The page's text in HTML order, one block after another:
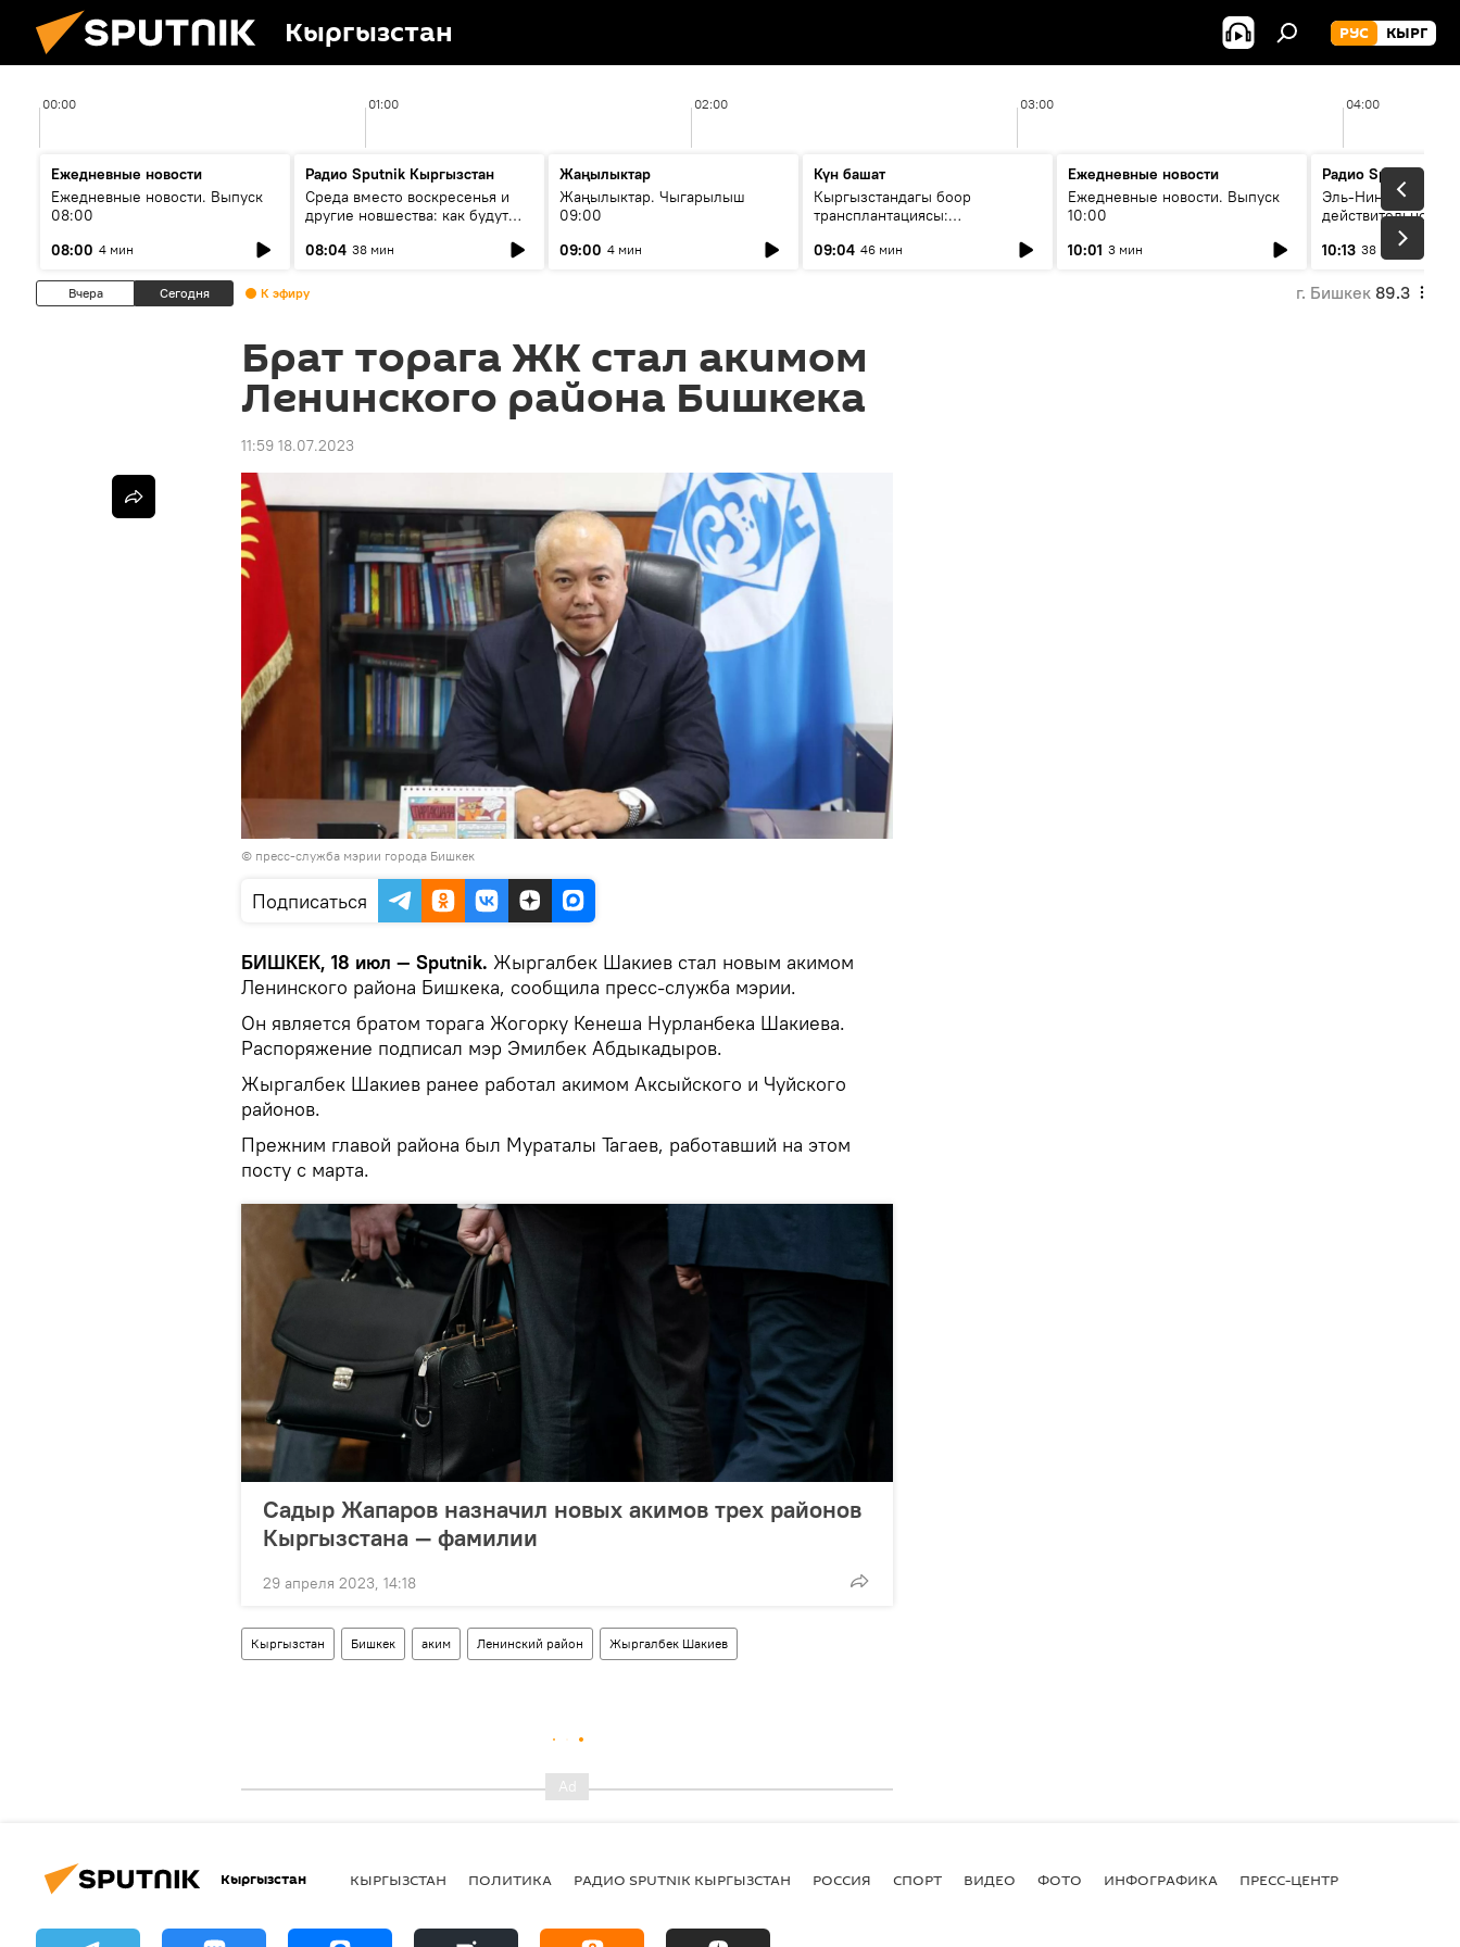
Кыргызстан РУС КЫРГ
00:00 01:00 02:00 03:00 04:00
Ежедневные новости
Ежедневные новости. Выпуск
08:00
08:00 4 мин
Радио Sputnik Кыргызстан
Среда вместо воскресенья и
другие новшества: как будут
08:04 38 мин
Жаңылыктар
Жаңылыктар. Чыгарылыш
09:00
09:00 4 мин
Күн башат
Кыргызстандагы боор
трансплантациясы:
келечеги
09:04 46 мин
Ежедневные новости
Ежедневные новости. Выпуск
10:00
10:01 3 мин
Радио Sputnik
Эль-Ниньо, жара и
действительно
погоду в
10:13 38 мин
Вчера Сегодня К эфиру г. Бишкек 89.3
Брат торага ЖК стал акимом
Ленинского района Бишкека
11:59 18.07.2023
© пресс-служба мэрии города Бишкек
Подписаться
БИШКЕК, 18 июл — Sputnik. Жыргалбек Шакиев стал новым акимом
Ленинского района Бишкека, сообщила пресс-служба мэрии.
Он является братом торага Жогорку Кенеша Нурланбека Шакиева.
Распоряжение подписал мэр Эмилбек Абдыкадыров.
Жыргалбек Шакиев ранее работал акимом Аксыйского и Чуйского
районов.
Прежним главой района был Мураталы Тагаев, работавший на этом
посту с марта.
Садыр Жапаров назначил новых акимов трех районов
Кыргызстана — фамилии
29 апреля 2023, 14:18
Кыргызстан Бишкек аким Ленинский район Жыргалбек Шакиев
Кыргызстан КЫРГЫЗСТАН ПОЛИТИКА РАДИО SPUTNIK КЫРГЫЗСТАН РОССИЯ СПОРТ ВИДЕО ФОТО ИНФОГРАФИКА ПРЕСС-ЦЕНТР